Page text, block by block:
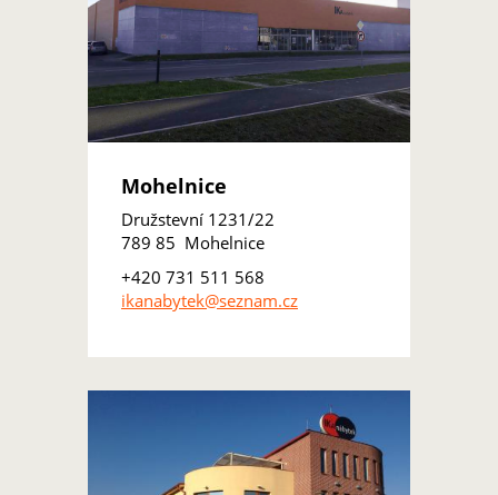
Mohelnice
Družstevní 1231/22
789 85 Mohelnice
+420 731 511 568
ikanabytek@seznam.cz